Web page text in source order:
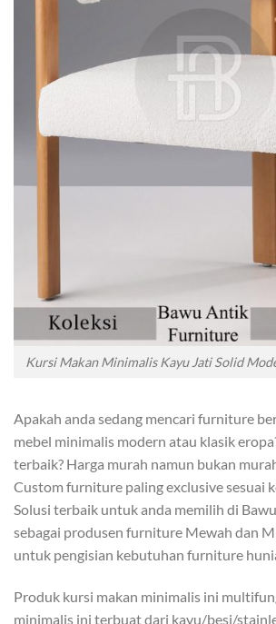
Kursi Makan Minimalis Kayu Jati Solid
Apakah anda sedang mencari furniture
mebel minimalis modern atau klasik
terbaik? Harga murah namun bukan
Custom furniture paling exclusive sesuai
Solusi terbaik untuk anda memilih di
sebagai produsen furniture Mewah dan
untuk pengisian kebutuhan furniture
Produk kursi makan minimalis ini
minimalis ini terbuat dari kayu/besi/